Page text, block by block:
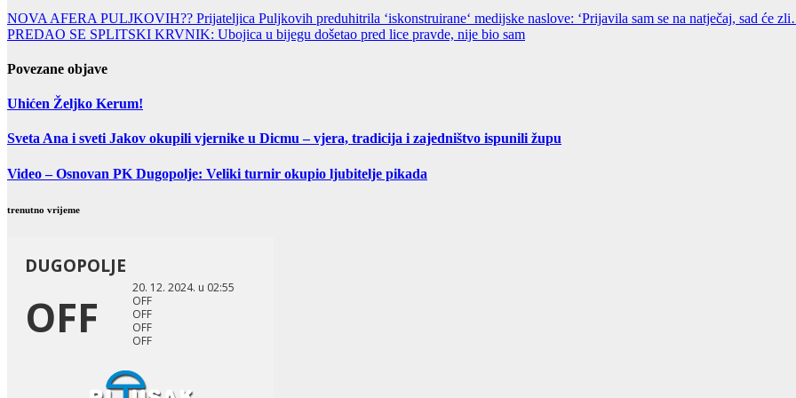
NOVA AFERA PULJKOVIH?? Prijateljica Puljkovih preduhitrila ‘iskonstruirane‘ medijske naslove: ‘Prijavila sam se na natječaj, sad će
PREDAO SE SPLITSKI KRVNIK: Ubojica u bijegu došetao pred lice pravde, nije bio sam
Povezane objave
Uhićen Željko Kerum!
Sveta Ana i sveti Jakov okupili vjernike u Dicmu – vjera, tradicija i zajedništvo ispunili župu
Video – Osnovan PK Dugopolje: Veliki turnir okupio ljubitelje pikada
trenutno vrijeme